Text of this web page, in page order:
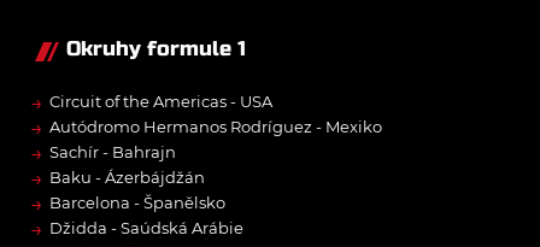
Okruhy formule 1
→ Circuit of the Americas - USA
→ Autódromo Hermanos Rodríguez - Mexiko
→ Sachír - Bahrajn
→ Baku - Ázerbájdžán
→ Barcelona - Španělsko
→ Džidda - Saúdská Arábie